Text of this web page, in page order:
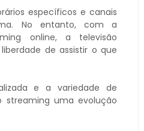
específicos e canais
No entanto, com a
online, a televisão
de assistir o que
e a variedade de
streaming uma evolução